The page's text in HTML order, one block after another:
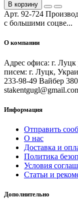
В корзину
Арт. 92-724
с большими соцве...
О компании
Адрес офиса: г.
писем: г. Луцк,
233-98-49 Вайбер
Информация
Отправить
О нас
Доставка и
Политика
Условия
Статьи и
Дополнительно